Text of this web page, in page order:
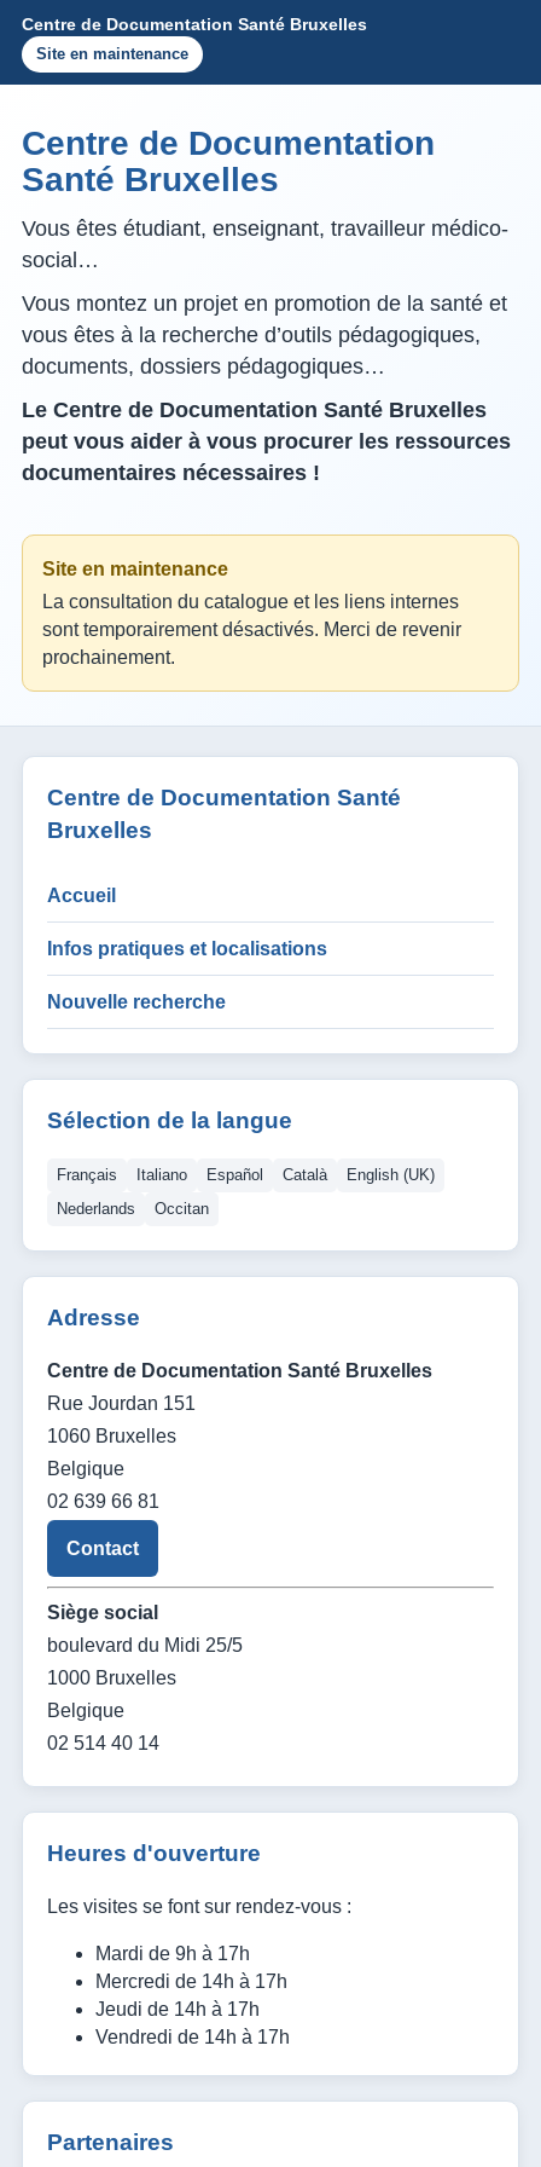
Centre de Documentation Santé Bruxelles
Site en maintenance
Centre de Documentation
Santé Bruxelles
Vous êtes étudiant, enseignant, travailleur médico-
social…
Vous montez un projet en promotion de la santé et
vous êtes à la recherche d’outils pédagogiques,
documents, dossiers pédagogiques…
Le Centre de Documentation Santé Bruxelles
peut vous aider à vous procurer les ressources
documentaires nécessaires !
Site en maintenance
La consultation du catalogue et les liens internes
sont temporairement désactivés. Merci de revenir
prochainement.
Centre de Documentation Santé
Bruxelles
Accueil
Infos pratiques et localisations
Nouvelle recherche
Sélection de la langue
Français Italiano Español Català
English (UK)
Nederlands
Occitan
Adresse
Centre de Documentation Santé Bruxelles
Rue Jourdan 151
1060 Bruxelles
Belgique
02 639 66 81
Contact
Siège social
boulevard du Midi 25/5
1000 Bruxelles
Belgique
02 514 40 14
Heures d'ouverture
Les visites se font sur rendez-vous :
Mardi de 9h à 17h
Mercredi de 14h à 17h
Jeudi de 14h à 17h
Vendredi de 14h à 17h
Partenaires